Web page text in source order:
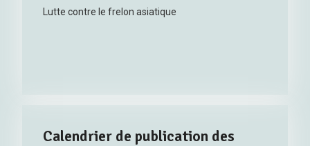
Lutte contre le frelon asiatique
Calendrier de publication des